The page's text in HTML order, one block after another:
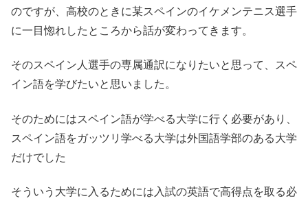
のですが、高校のときに某スペインのイケメンテニス選手
に一目惚れしたところから話が変わってきます。
そのスペイン人選手の専属通訳になりたいと思って、スペ
イン語を学びたいと思いました。
そのためにはスペイン語が学べる大学に行く必要があり、
スペイン語をガッツリ学べる大学は外国語学部のある大学
だけでした
そういう大学に入るためには入試の英語で高得点を取る必